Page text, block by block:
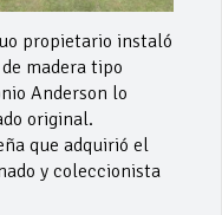
propietario instaló
madera tipo
Anderson lo
original.
que adquirió el
y coleccionista